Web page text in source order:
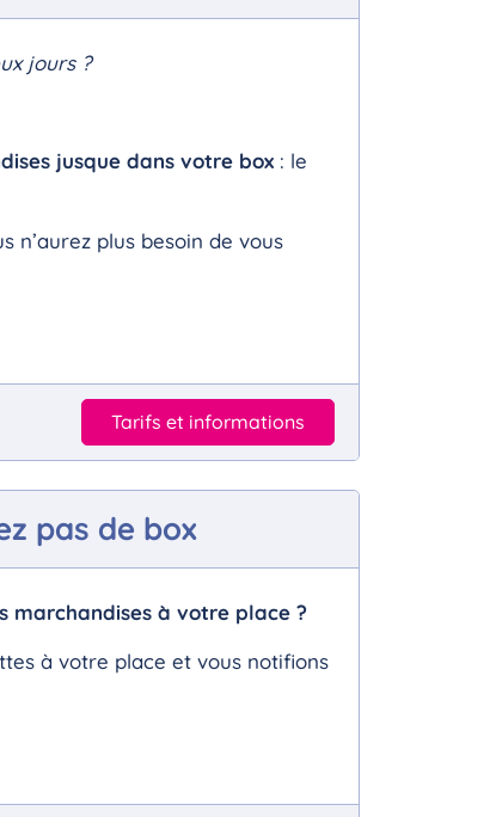
jours ?
jusque dans votre box : le
n’aurez plus besoin de vous
Tarifs et informations
pas de box
marchandises à votre place ?
à votre place et vous notifions